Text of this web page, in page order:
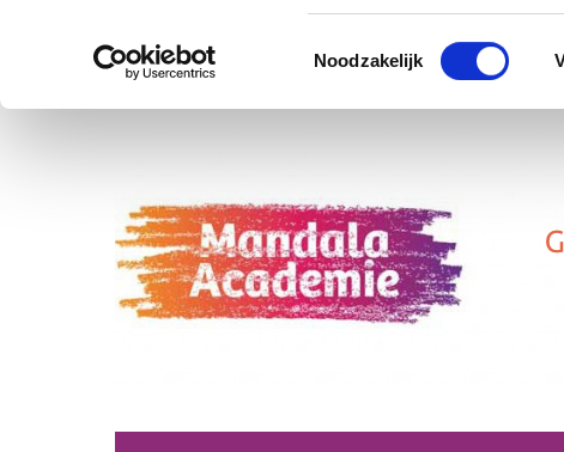
Toestemmingsselectie
Noodzakelijk